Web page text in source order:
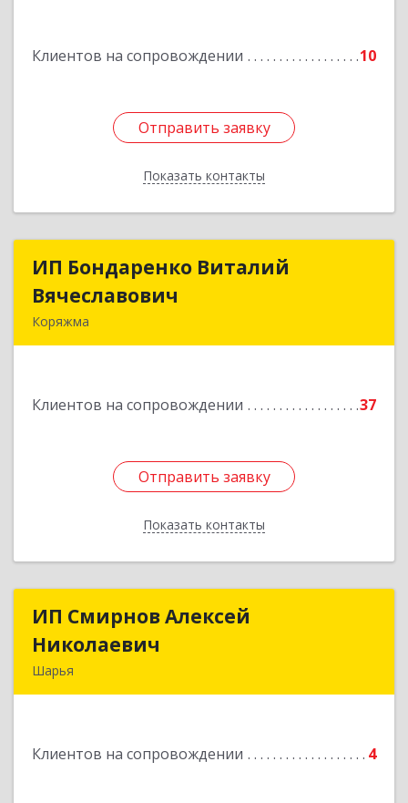
Клиентов на сопровождении 10
Отправить заявку
Показать контакты
Отправить заявку
Назад
ИП Бондаренко Виталий
Вячеславович
Коряжма
Клиентов на сопровождении 37
Отправить заявку
Показать контакты
ИП Бондаренко Виталий
Подробнее
Отправить заявку
Назад
ИП Смирнов Алексей
Николаевич
Шарья
Клиентов на сопровождении 4
ИП Смирнов Алексей